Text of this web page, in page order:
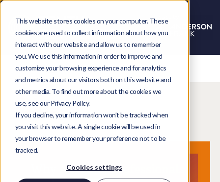
This website stores cookies on your computer. These
cookies are used to collect information about how you
interact with our website and allow us to remember
you. We use this information in order to improve and
customize your browsing experience and for analytics
and metrics about our visitors both on this website and
other media. To find out more about the cookies we
use, see our Privacy Policy.
If you decline, your information won’t be tracked when
you visit this website. A single cookie will be used in
your browser to remember your preference not to be
tracked.
Cookies settings
Blog